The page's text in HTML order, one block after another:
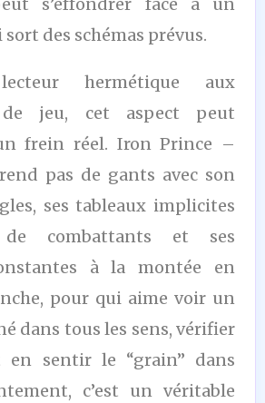
s’effondrer face à un
des schémas prévus.
hermétique aux
de jeu, cet aspect peut
frein réel. Iron Prince –
pas de gants avec son
ses tableaux implicites
combattants et ses
à la montée en
pour qui aime voir un
dans tous les sens, vérifier
en sentir le “grain” dans
c’est un véritable